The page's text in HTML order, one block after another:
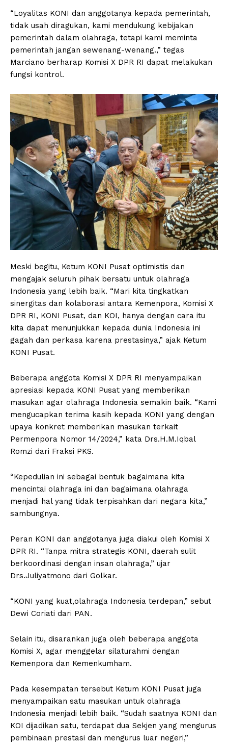
“Loyalitas KONI dan anggotanya kepada pemerintah,
tidak usah diragukan, kami mendukung kebijakan
pemerintah dalam olahraga, tetapi kami meminta
pemerintah jangan sewenang-wenang.,” tegas
Marciano berharap Komisi X DPR RI dapat melakukan
fungsi kontrol.
Meski begitu, Ketum KONI Pusat optimistis dan
mengajak seluruh pihak bersatu untuk olahraga
Indonesia yang lebih baik. “Mari kita tingkatkan
sinergitas dan kolaborasi antara Kemenpora, Komisi X
DPR RI, KONI Pusat, dan KOI, hanya dengan cara itu
kita dapat menunjukkan kepada dunia Indonesia ini
gagah dan perkasa karena prestasinya,” ajak Ketum
KONI Pusat.
Beberapa anggota Komisi X DPR RI menyampaikan
apresiasi kepada KONI Pusat yang memberikan
masukan agar olahraga Indonesia semakin baik. “Kami
mengucapkan terima kasih kepada KONI yang dengan
upaya konkret memberikan masukan terkait
Permenpora Nomor 14/2024,” kata Drs.H.M.Iqbal
Romzi dari Fraksi PKS.
“Kepedulian ini sebagai bentuk bagaimana kita
mencintai olahraga ini dan bagaimana olahraga
menjadi hal yang tidak terpisahkan dari negara kita,”
sambungnya.
Peran KONI dan anggotanya juga diakui oleh Komisi X
DPR RI. “Tanpa mitra strategis KONI, daerah sulit
berkoordinasi dengan insan olahraga,” ujar
Drs.Juliyatmono dari Golkar.
“KONI yang kuat,olahraga Indonesia terdepan,” sebut
Dewi Coriati dari PAN.
Selain itu, disarankan juga oleh beberapa anggota
Komisi X, agar menggelar silaturahmi dengan
Kemenpora dan Kemenkumham.
Pada kesempatan tersebut Ketum KONI Pusat juga
menyampaikan satu masukan untuk olahraga
Indonesia menjadi lebih baik. “Sudah saatnya KONI dan
KOI dijadikan satu, terdapat dua Sekjen yang mengurus
pembinaan prestasi dan mengurus luar negeri,”